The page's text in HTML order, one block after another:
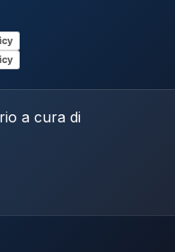
a cura di